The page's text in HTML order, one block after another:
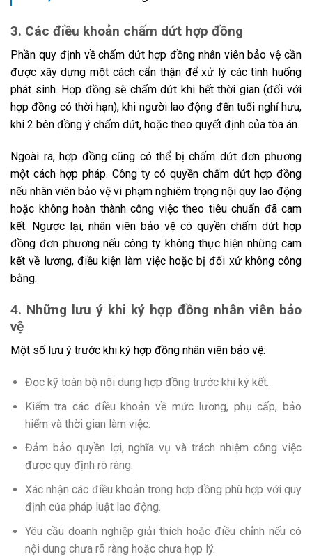
3. Các điều khoản chấm dứt hợp đồng
Phần quy định về chấm dứt hợp đồng nhân viên bảo vệ cần
được xây dựng một cách cẩn thận để xử lý các tình huống
phát sinh. Hợp đồng sẽ chấm dứt khi hết thời gian (đối với
hợp đồng có thời hạn), khi người lao động đến tuổi nghỉ hưu,
khi 2 bên đồng ý chấm dứt, hoặc theo quyết định của tòa án.
Ngoài ra, hợp đồng cũng có thể bị chấm dứt đơn phương
một cách hợp pháp. Công ty có quyền chấm dứt hợp đồng
nếu nhân viên bảo vệ vi phạm nghiêm trọng nội quy lao động
hoặc không hoàn thành công việc theo tiêu chuẩn đã cam
kết. Ngược lại, nhân viên bảo vệ có quyền chấm dứt hợp
đồng đơn phương nếu công ty không thực hiện những cam
kết về lương, điều kiện làm việc hoặc bị đối xử không công
bằng.
4. Những lưu ý khi ký hợp đồng nhân viên bảo
vệ
Một số lưu ý trước khi ký hợp đồng nhân viên bảo vệ:
Đọc kỹ toàn bộ nội dung hợp đồng trước khi ký kết.
Kiểm tra các điều khoản về mức lương, phụ cấp, bảo
hiểm và thời gian làm việc.
Đảm bảo quyền lợi, nghĩa vụ và trách nhiệm công việc
được quy định rõ ràng.
Xác nhận các điều khoản trong hợp đồng phù hợp với quy
định của pháp luật lao động.
Yêu cầu doanh nghiệp giải thích hoặc điều chỉnh nếu có
nội dung chưa rõ ràng hoặc chưa hợp lý.